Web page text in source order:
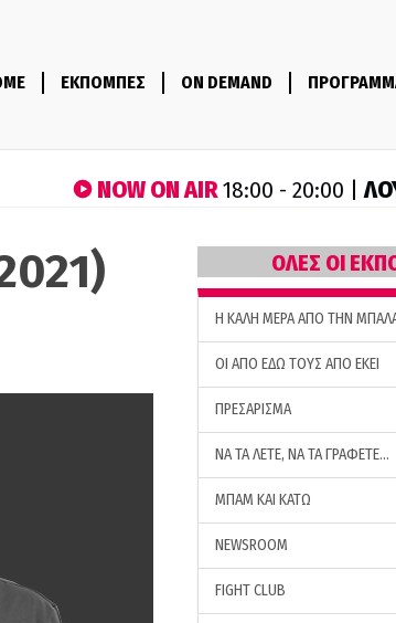
ΕΚΠΟΜΠΕΣ ON DEMAND
NOW ON AIR18:00 - 20:00 |
ΟΛΕΣ ΟΙ
H ΚΑΛΗ ΜΕΡΑ ΑΠΟ ΤΗΝ
ΟΙ ΑΠΟ ΕΔΩ ΤΟΥΣ ΑΠΟ ΕΚΕΙ
ΠΡΕΣΑΡΙΣΜΑ
ΝΑ ΤΑ ΛΕΤΕ, ΝΑ ΤΑ ΓΡΑΦΕΤΕ…
ΜΠΑΜ ΚΑΙ ΚΑΤΩ
NEWSROOM
FIGHT CLUB